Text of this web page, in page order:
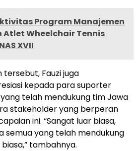
Program Manajemen
Atlet Wheelchair Tennis
XVII
Fauzi juga
kepada para suporter
telah mendukung tim Jawa
stakeholder yang berperan
ini. “Sangat luar biasa,
semua yang telah mendukung
tambahnya.